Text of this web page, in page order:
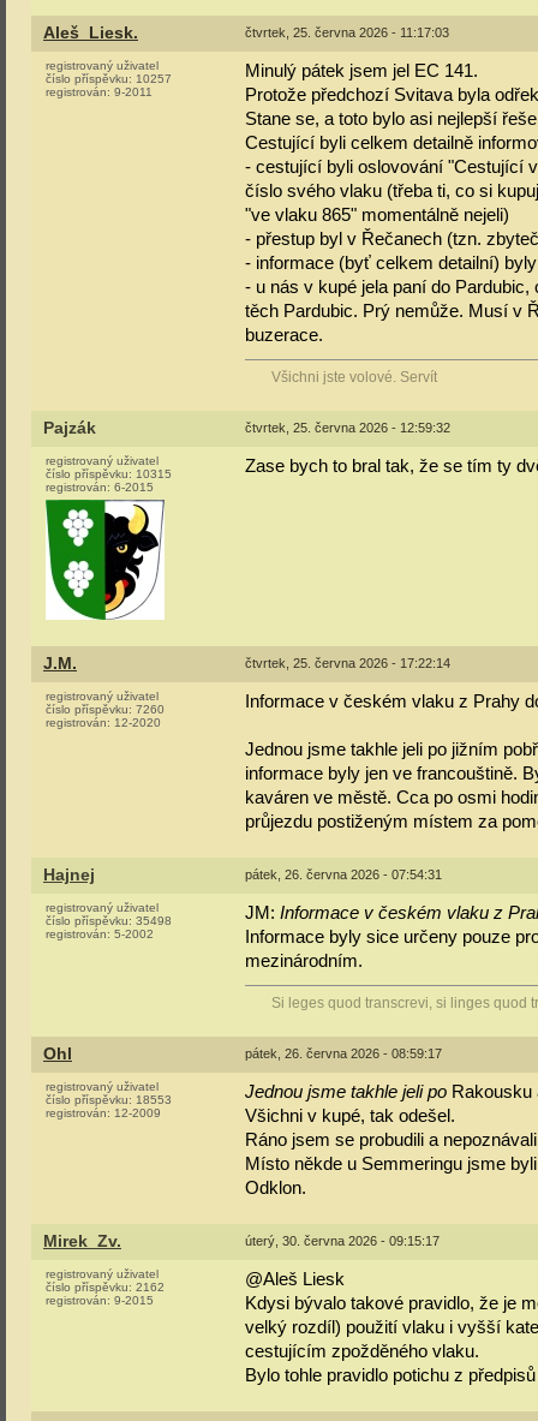
Aleš_Liesk. čtvrtek, 25. června 2026 - 11:17:03
registrovaný uživatel
číslo příspěvku: 10257
registrován: 9-2011
Minulý pátek jsem jel EC 141.
Protože předchozí Svitava byla
Stane se, a toto bylo asi nejlepší
Cestující byli celkem detailně
- cestující byli oslovování "Cestující
číslo svého vlaku (třeba ti, co si
"ve vlaku 865" momentálně nejeli)
- přestup byl v Řečanech (tzn.
- informace (byť celkem detailní)
- u nás v kupé jela paní do
těch Pardubic. Prý nemůže. Musí v
buzerace.
Všichni jste volové. Servít
Pajzák čtvrtek, 25. června 2026 - 12:59:32
registrovaný uživatel
číslo příspěvku: 10315
registrován: 6-2015
Zase bych to bral tak, že se tím ty
J.M. čtvrtek, 25. června 2026 - 17:22:14
registrovaný uživatel
číslo příspěvku: 7260
registrován: 12-2020
Informace v českém vlaku z Prahy
Jednou jsme takhle jeli po jižním
informace byly jen ve francouštině.
kaváren ve městě. Cca po osmi
průjezdu postiženým místem za
Hajnej pátek, 26. června 2026 - 07:54:31
registrovaný uživatel
číslo příspěvku: 35498
registrován: 5-2002
JM: Informace v českém vlaku z
Informace byly sice určeny pouze
mezinárodním.
Si leges quod transcrevi, si linges quod
Ohl pátek, 26. června 2026 - 08:59:17
registrovaný uživatel
číslo příspěvku: 18553
registrován: 12-2009
Jednou jsme takhle jeli po Rakousku
Všichni v kupé, tak odešel.
Ráno jsem se probudili a
Místo někde u Semmeringu jsme
Odklon.
Mirek_Zv. úterý, 30. června 2026 - 09:15:17
registrovaný uživatel
číslo příspěvku: 2162
registrován: 9-2015
@Aleš Liesk
Kdysi bývalo takové pravidlo, že je
velký rozdíl) použití vlaku i vyšší
cestujícím zpožděného vlaku.
Bylo tohle pravidlo potichu z